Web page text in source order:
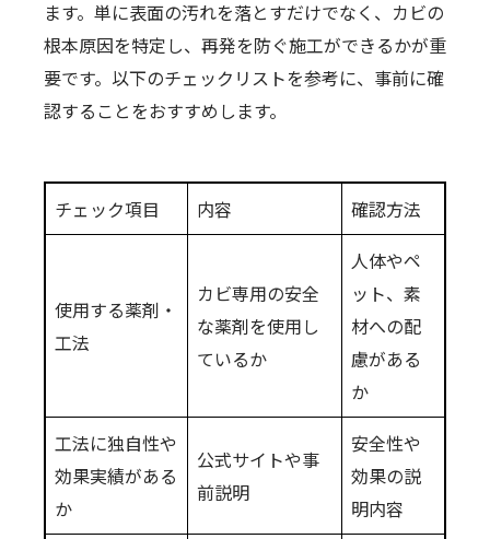
ます。単に表面の汚れを落とすだけでなく、カビの
根本原因を特定し、再発を防ぐ施工ができるかが重
要です。以下のチェックリストを参考に、事前に確
認することをおすすめします。
チェック項目 内容 確認方法
使用する薬剤・
工法
カビ専用の安全
な薬剤を使用し
ているか
人体やペ
ット、素
材への配
慮がある
か
工法に独自性や
効果実績がある
か
公式サイトや事
前説明
安全性や
効果の説
明内容